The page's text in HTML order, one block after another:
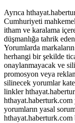
Ayrıca
Cumhuriyeti
itham ve karalama
düşmanlığa tahrik
Yorumlarda
herhangi bir şekilde
onaylanmayacak ve
promosyon veya
silinecek yorumlar
linkler
hthayat.haberturk.com
yorumların yasal